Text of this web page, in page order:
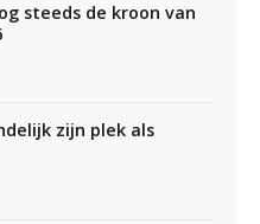
steeds de kroon van
zijn plek als